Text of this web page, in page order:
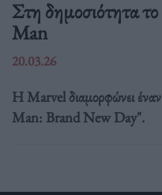
Στη δημοσιότητα
Man
20.03.26
Η Marvel διαμορφώνει
Man: Brand New Day".